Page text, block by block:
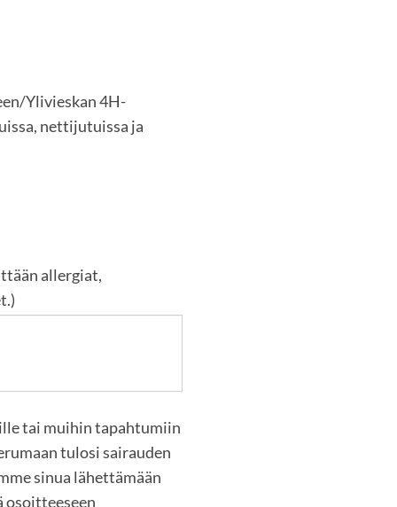
Ylivieskan 4H-
nettijutuissa ja
allergiat,
tai muihin tapahtumiin
tulosi sairauden
sinua lähettämään
osoitteeseen